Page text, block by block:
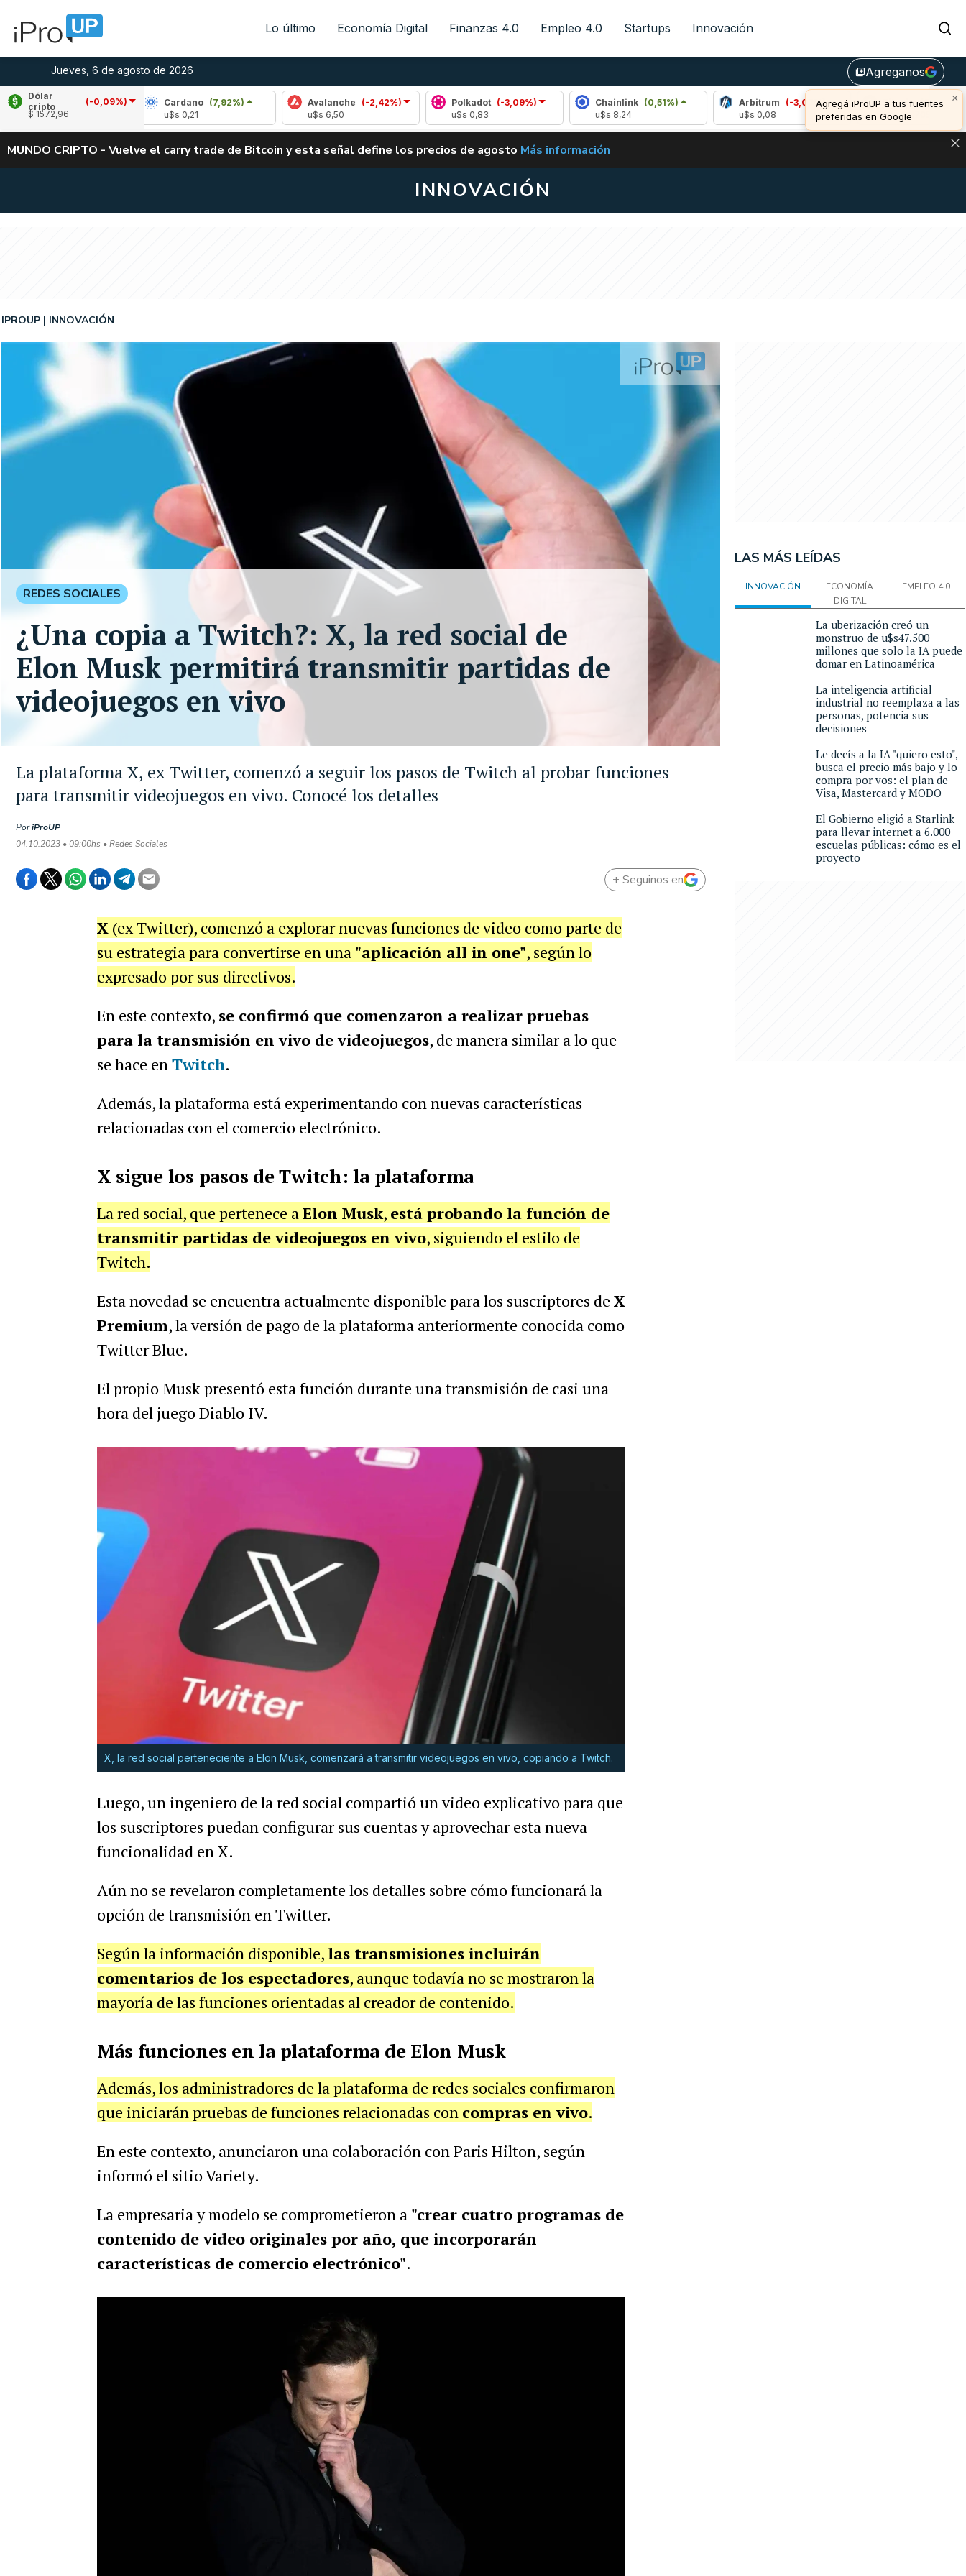
Lo último Economía Digital Finanzas 4.0 Empleo 4.0 Startups Innovación
Jueves, 6 de agosto de 2026 library_addAgreganos
×
Agregá iProUP a tus fuentes
preferidas en Google
Dólar
cripto
(-0,09%)
$ 1572,96
(-2,07%)
Cardano
(7,92%)
Avalanche (-2,42%)
Polkadot
(-3,09%)
Chainlink
(0,51%)
Arbitrum
(-3,02%)
Bitcoin (0,11%)
u$s 64.705,00
ALERTA
MUNDO CRIPTO - Vuelve el carry trade de Bitcoin y esta señal define los precios de agosto VUELVE EL CARRY TRADE DE BITCOIN Y ESTA SEÑAL DEFINE LOS PRECIOS DE
Más información
INNOVACIÓN
La plataforma X, ex Twitter, comenzó a seguir los pasos de Twitch al probar funciones
para transmitir videojuegos en vivo. Conocé los detalles
IPROUP INNOVACIÓN
PoriProUP
04.10.2023 • 09:00hs • Redes Sociales
REDES SOCIALES
¿Una copia a Twitch?: X, la red social de
Elon Musk permitirá transmitir partidas de
videojuegos en vivo
+ Seguinos en
X(ex Twitter), comenzó a explorar nuevas funciones de video como parte de
su estrategia para convertirse en una "aplicación all in one", según lo
expresado por sus directivos.
En este contexto, se confirmó que comenzaron a realizar pruebas
para la transmisión en vivo de videojuegos, de manera similar a lo que
se hace enTwitch.
Además, la plataforma está experimentando con nuevas características
relacionadas con el comercio electrónico.
X sigue los pasos de Twitch: la plataforma
La red social, que pertenece aElon Musk, está probando la función de
transmitir partidas de videojuegos en vivo, siguiendo el estilo de
Twitch.
Esta novedad se encuentra actualmente disponible para los suscriptores de X
Premium, la versión de pago de la plataforma anteriormente conocida como
Twitter Blue.
El propio Musk presentó esta función durante una transmisión de casi una
hora del juego Diablo IV.
X, la red social perteneciente a Elon Musk, comenzará a transmitir videojuegos en vivo, copiando a Twitch.
Luego, un ingeniero de la red social compartió un video explicativo para que
los suscriptores puedan configurar sus cuentas y aprovechar esta nueva
funcionalidad en X.
Aún no se revelaron completamente los detalles sobre cómo funcionará la
opción de transmisión en Twitter.
Según la información disponible,las transmisiones incluirán
comentarios de los espectadores, aunque todavía no se mostraron la
mayoría de las funciones orientadas al creador de contenido.
Más funciones en la plataforma de Elon Musk
Además, los administradores de la plataforma de redes sociales confirmaron
que iniciarán pruebas de funciones relacionadas con compras en vivo.
En este contexto, anunciaron una colaboración con Paris Hilton, según
informó el sitio Variety.
La empresaria y modelo se comprometieron a "crear cuatro programas de
contenido de video originales por año, que incorporarán
características de comercio electrónico".
LAS MÁS LEÍDAS
INNOVACIÓN
ECONOMÍA
DIGITAL
EMPLEO 4.0
La uberización creó un
monstruo de u$s47.500
millones que solo la IA puede
domar en Latinoamérica
La inteligencia artificial
industrial no reemplaza a las
personas, potencia sus
decisiones
Le decís a la IA "quiero esto",
busca el precio más bajo y lo
compra por vos: el plan de
Visa, Mastercard y MODO
El Gobierno eligió a Starlink
para llevar internet a 6.000
escuelas públicas: cómo es el
proyecto